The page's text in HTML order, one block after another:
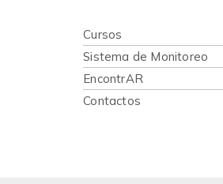
Cursos
Sistema de Monitoreo
EncontrAR
Contactos